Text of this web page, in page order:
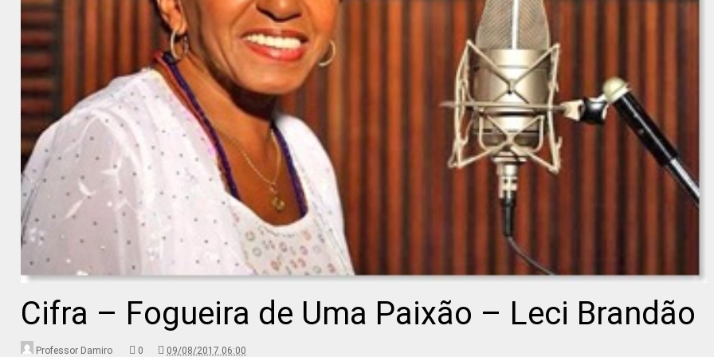
Cifra – Fogueira de Uma Paixão – Leci Brandão
Professor Damiro 0 09/08/2017 06:00